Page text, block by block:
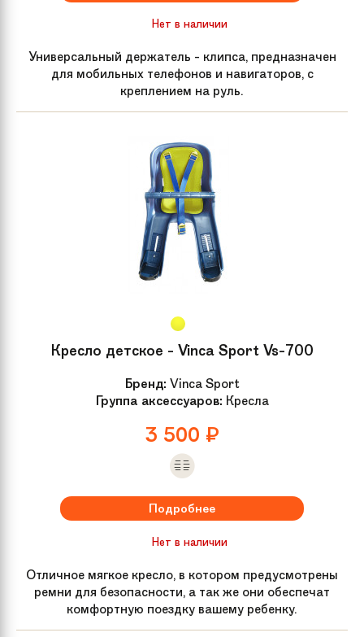
Нет в наличии
Универсальный держатель - клипса, предназначен
для мобильных телефонов и навигаторов, с
креплением на руль.
Кресло детское - Vinca Sport Vs-700
Бренд: Vinca Sport
Группа аксессуаров: Кресла
3 500 ₽
Подробнее
Нет в наличии
Отличное мягкое кресло, в котором предусмотрены
ремни для безопасности, а так же они обеспечат
комфортную поездку вашему ребенку.